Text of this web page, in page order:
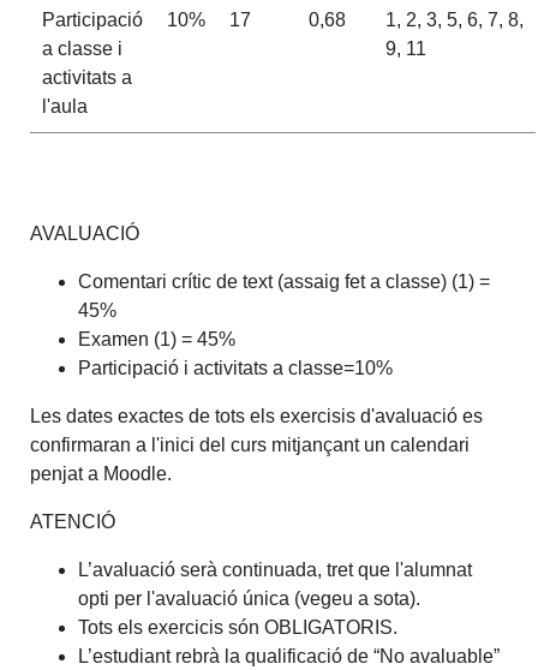
Participació
a classe i
activitats a
l'aula
10% 17 0,68
1, 2, 3, 5, 6, 7, 8,
9, 11
AVALUACIÓ
Comentari crític de text (assaig fet a classe) (1) =
45%
Examen (1) = 45%
Participació i activitats a classe=10%
Les dates exactes de tots els exercisis d'avaluació es
confirmaran a l'inici del curs mitjançant un calendari
penjat a Moodle.
ATENCIÓ
L’avaluació serà continuada, tret que l'alumnat
opti per l'avaluació única (vegeu a sota).
Tots els exercicis són OBLIGATORIS.
L’estudiant rebrà la qualificació de “No avaluable”